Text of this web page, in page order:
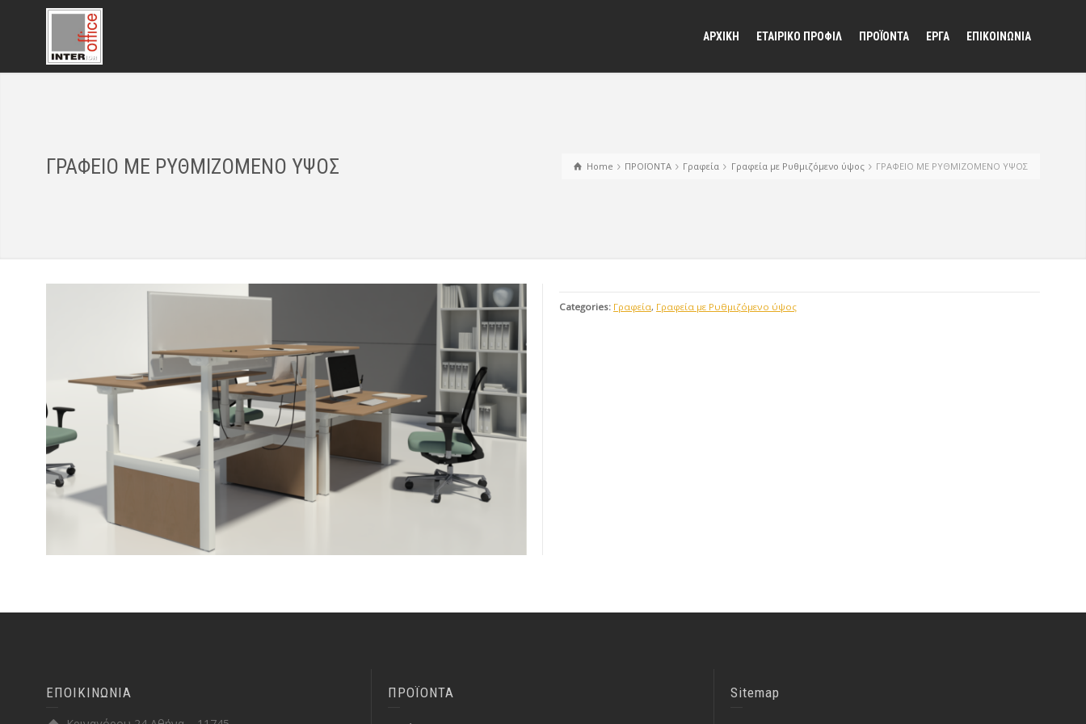
ΑΡΧΙΚΗ ΕΤΑΙΡΙΚΟ ΠΡΟΦΙΛ ΠΡΟΪΟΝΤΑ ΕΡΓΑ ΕΠΙΚΟΙΝΩΝΙΑ
Home ΠΡΟΪΟΝΤΑ Γραφεία Γραφεία με Ρυθμιζόμενο ύψος ΓΡΑΦΕΙΟ ΜΕ ΡΥΘΜΙΖΟΜΕΝΟ ΥΨΟΣ
ΓΡΑΦΕΙΟ ΜΕ ΡΥΘΜΙΖΟΜΕΝΟ ΥΨΟΣ
Categories: Γραφεία, Γραφεία με Ρυθμιζόμενο ύψος
ΕΠΟΙΚΙΝΩΝΙΑ ΠΡΟΪΟΝΤΑ Sitemap